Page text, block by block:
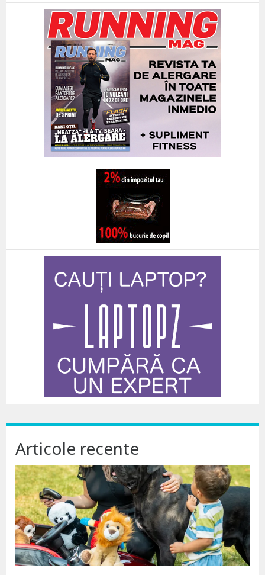
Articole recente